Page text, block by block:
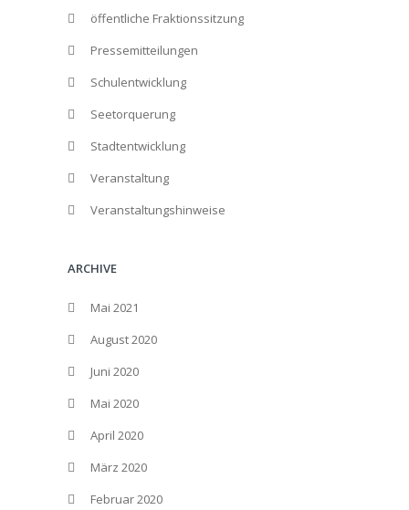
öffentliche Fraktionssitzung
Pressemitteilungen
Schulentwicklung
Seetorquerung
Stadtentwicklung
Veranstaltung
Veranstaltungshinweise
ARCHIVE
Mai 2021
August 2020
Juni 2020
Mai 2020
April 2020
März 2020
Februar 2020